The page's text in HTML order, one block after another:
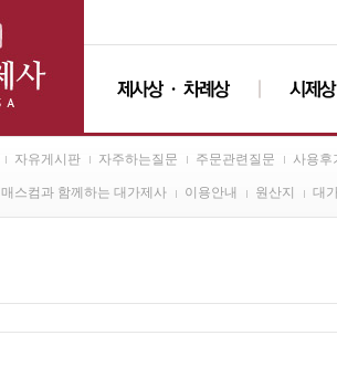
자유게시판 자주하는질문 주문관련질문 사용후
매스컴과 함께하는 대가제사 이용안내 원산지 대